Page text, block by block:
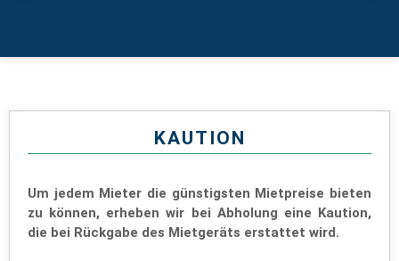
KAUTION
Um jedem Mieter die günstigsten Mietpreise bieten
zu können, erheben wir bei Abholung eine Kaution,
die bei Rückgabe des Mietgeräts erstattet wird.